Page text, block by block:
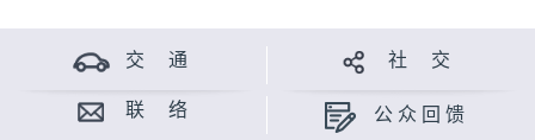
交 通 社 交
联 络 公众回馈